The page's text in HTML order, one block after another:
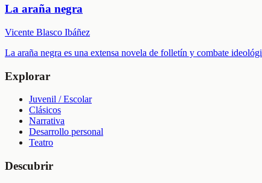
La araña negra
Vicente Blasco Ibáñez
La araña negra es una extensa novela de folletín y combate
Explorar
Juvenil / Escolar
Clásicos
Narrativa
Desarrollo personal
Teatro
Descubrir